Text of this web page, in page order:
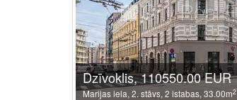
Dzīvoklis, 110550.00 EUR
Marijas iela, 2. stāvs, 2 istabas, 33.00m2